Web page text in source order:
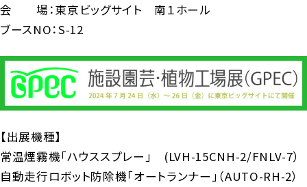
会 場：東京ビッグサイト 南１ホール
ブースNO：S-12
【出展機種】
常温煙霧機「ハウススプレー」 (LVH-15CNH-2/FNLV-7）
自動走行ロボット防除機「オートランナー」（AUTO-RH-2）